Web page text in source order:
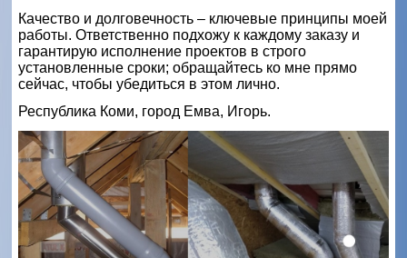
Качество и долговечность – ключевые принципы моей
работы. Ответственно подхожу к каждому заказу и
гарантирую исполнение проектов в строго
установленные сроки; обращайтесь ко мне прямо
сейчас, чтобы убедиться в этом лично.
Республика Коми, город Емва, Игорь.